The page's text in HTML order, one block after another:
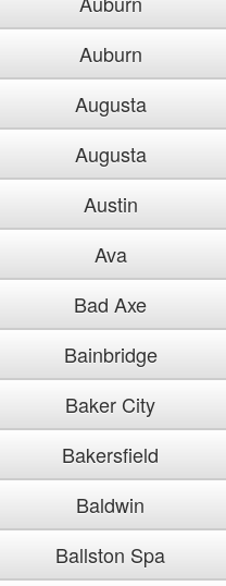
Auburn
Augusta
Augusta
Austin
Ava
Bad Axe
Bainbridge
Baker City
Bakersfield
Baldwin
Ballston Spa